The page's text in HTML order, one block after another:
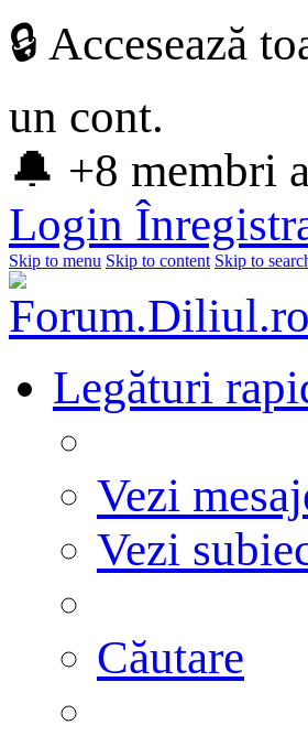
🔒 Accesează
un cont.
🔔 +8 membri
Login
Skip to menu Skip to content Skip to
Legături
Vezi
Vezi
Căutare